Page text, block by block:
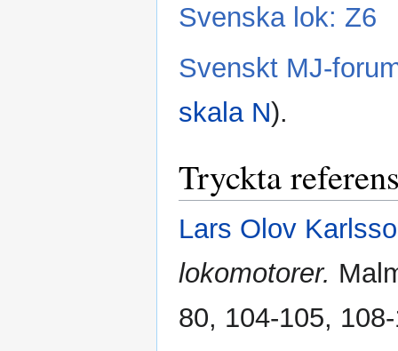
Svenska lok: Z6
Svenskt MJ-
skala N).
Tryckta
Lars Olov
lokomotorer.
80, 104-105,